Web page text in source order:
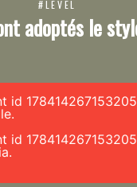
#LEVEL
adoptés le
id
id